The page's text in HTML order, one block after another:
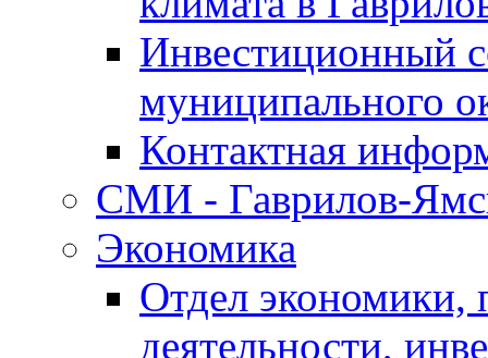
Инвестиционный
муниципального
Контактная
СМИ - Гаврилов-
Экономика
Отдел экономики,
деятельности,